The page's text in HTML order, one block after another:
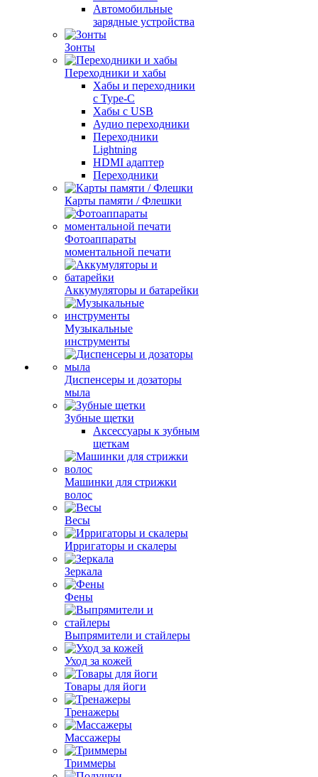
Автомобильные
зарядные устройства
Зонты
Переходники и хабы
Хабы и переходники
с Type-C
Хабы с USB
Аудио переходники
Переходники
Lightning
HDMI адаптер
Переходники
Карты памяти / Флешки
Фотоаппараты
моментальной печати
Аккумуляторы и батарейки
Музыкальные
инструменты
Диспенсеры и дозаторы
мыла
Зубные щетки
Аксессуары к зубным
щеткам
Машинки для стрижки
волос
Весы
Ирригаторы и скалеры
Зеркала
Фены
Выпрямители и стайлеры
Уход за кожей
Товары для йоги
Тренажеры
Массажеры
Триммеры